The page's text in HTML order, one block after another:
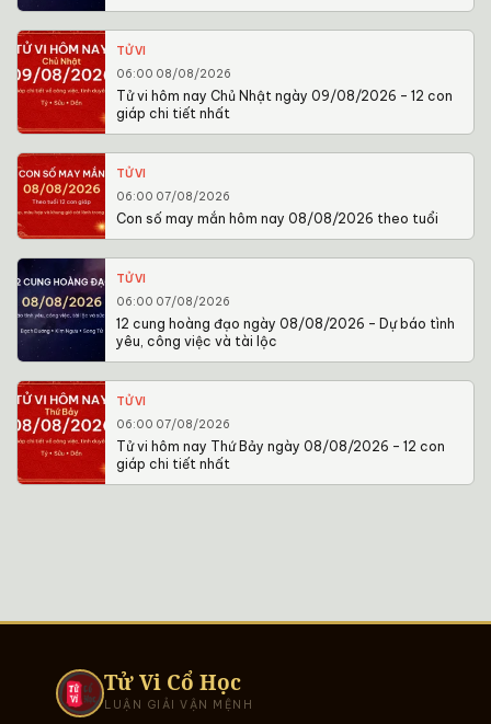
TỬ VI
06:00 08/08/2026
Tử vi hôm nay Chủ Nhật ngày 09/08/2026 – 12 con
giáp chi tiết nhất
TỬ VI
06:00 07/08/2026
Con số may mắn hôm nay 08/08/2026 theo tuổi
TỬ VI
06:00 07/08/2026
12 cung hoàng đạo ngày 08/08/2026 – Dự báo tình
yêu, công việc và tài lộc
TỬ VI
06:00 07/08/2026
Tử vi hôm nay Thứ Bảy ngày 08/08/2026 – 12 con
giáp chi tiết nhất
Tử Vi Cổ Học
LUẬN GIẢI VẬN MỆNH